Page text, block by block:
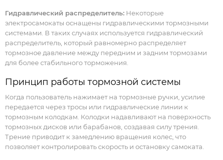
Гидравлический распределитель: Некоторые
электросамокаты оснащены гидравлическими тормозными
системами. В таких случаях используется гидравлический
распределитель, который равномерно распределяет
тормозное давление между передним и задним тормозами
для более стабильного торможения.
Принцип работы тормозной системы
Когда пользователь нажимает на тормозные ручки, усилие
передается через тросы или гидравлические линии к
тормозным колодкам. Колодки надавливают на поверхность
тормозных дисков или барабанов, создавая силу трения.
Трение приводит к замедлению вращения колес, что
позволяет контролировать скорость и остановку самоката.